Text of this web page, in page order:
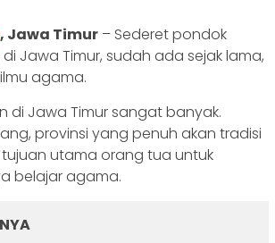
, Jawa Timur – Sederet pondok
Jawa Timur, sudah ada sejak lama,
agama.
di Jawa Timur sangat banyak.
provinsi yang penuh akan tradisi
utama orang tua untuk
belajar agama.